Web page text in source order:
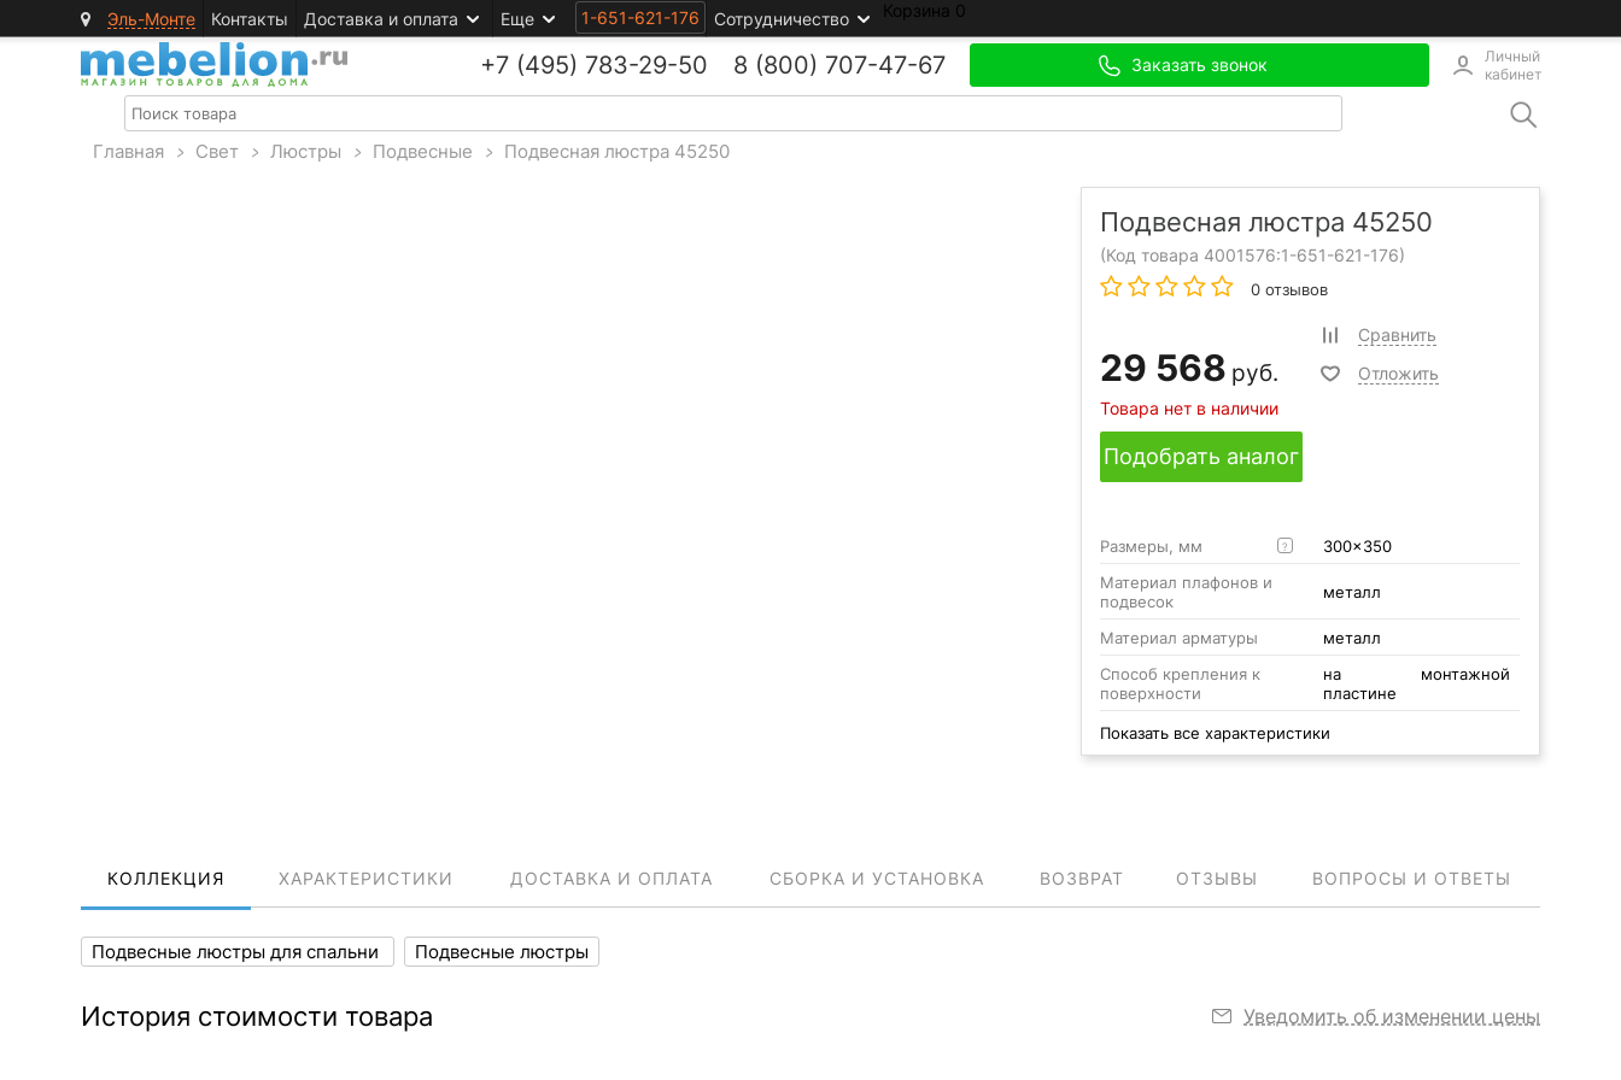
Эль-Монте Контакты Доставка и оплата Еще 1-651-621-176 Сотрудничество Корзина 0
+7 (495) 783-29-50 8 (800) 707-47-67 Заказать звонок
Личный
кабинет
Главная > Свет > Люстры > Подвесные > Подвесная люстра 45250
Подвесная люстра 45250
(Код товара 4001576:1-651-621-176)
0 отзывов
29 568 руб.
Товара нет в наличии
Сравнить
Отложить
Подобрать аналог
Размеры, мм ?
300x350
Материал плафонов и
подвесок
металл
Материал арматуры
металл
Способ крепления к
поверхности
на монтажной
пластине
Показать все характеристики
КОЛЛЕКЦИЯ ХАРАКТЕРИСТИКИ ДОСТАВКА И ОПЛАТА СБОРКА И УСТАНОВКА ВОЗВРАТ ОТЗЫВЫ ВОПРОСЫ И ОТВЕТЫ
Подвесные люстры для спальни Подвесные люстры
История стоимости товара Уведомить об изменении цены